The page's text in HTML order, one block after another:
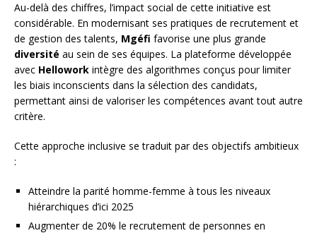
Au-delà des chiffres, l’impact social de cette initiative est
considérable. En modernisant ses pratiques de recrutement et
de gestion des talents, Mgéfi favorise une plus grande
diversité au sein de ses équipes. La plateforme développée
avec Hellowork intègre des algorithmes conçus pour limiter
les biais inconscients dans la sélection des candidats,
permettant ainsi de valoriser les compétences avant tout autre
critère.
Cette approche inclusive se traduit par des objectifs ambitieux
:
Atteindre la parité homme-femme à tous les niveaux
hiérarchiques d’ici 2025
Augmenter de 20% le recrutement de personnes en